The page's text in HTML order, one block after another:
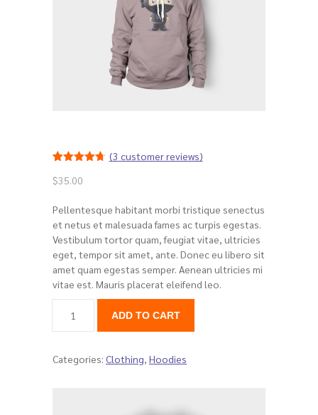
---- Our Services I
---- Our Services II
---- Page Right Sidebar
---- หลักสูตรและการสอน
---- Single Class
---- Our Staff I
---- บุคลากร
---- Single Teacher
-- Pages III
---- II Columns Gallery
out of 5
ratings
(3 customer reviews)
$35.00
Pellentesque habitant morbi tristique senectus
et netus et malesuada fames ac turpis egestas.
Vestibulum tortor quam, feugiat vitae, ultricies
eget, tempor sit amet, ante. Donec eu libero sit
amet quam egestas semper. Aenean ultricies mi
vitae est. Mauris placerat eleifend leo.
ADD TO CART
Categories: Clothing, Hoodies